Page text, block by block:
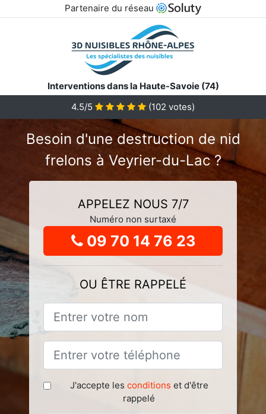
Partenaire du réseau
Interventions dans la Haute-Savoie (74)
4.5/5 (102 votes)
Besoin d'une destruction de nid
frelons à Veyrier-du-Lac ?
APPELEZ NOUS 7/7
Numéro non surtaxé
09 70 14 76 23
OU ÊTRE RAPPELÉ
J'accepte les conditions et d'être
rappelé